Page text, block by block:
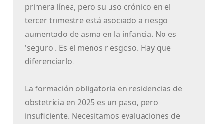
primera línea, pero su uso crónico en el
tercer trimestre está asociado a riesgo
aumentado de asma en la infancia. No es
'seguro'. Es el menos riesgoso. Hay que
diferenciarlo.
La formación obligatoria en residencias de
obstetricia en 2025 es un paso, pero
insuficiente. Necesitamos evaluaciones de